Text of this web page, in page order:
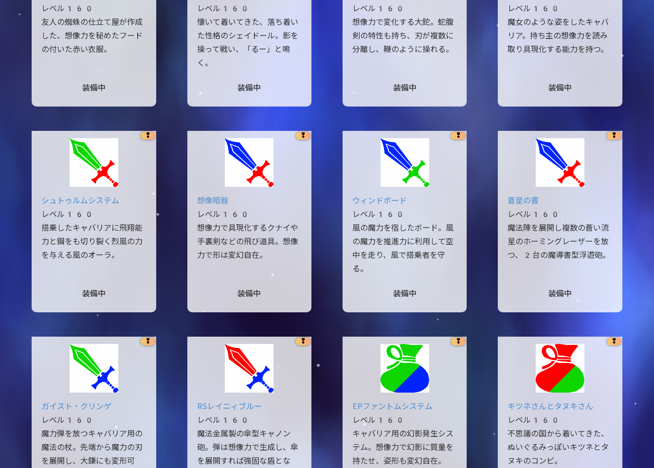
レベル160
友人の蜘蛛の仕立て屋が作成
した、想像力を秘めたフード
の付いた赤い衣服。
装備中
レベル160
懐いて着いてきた、落ち着い
た性格のシェイドール。影を
操って戦い、「るー」と鳴
く。
装備中
レベル160
想像力で変化する大鉈。蛇腹
剣の特性も持ち、刃が複数に
分離し、鞭のように操れる。
装備中
レベル160
魔女のような姿をしたキャバ
リア。持ち主の想像力を読み
取り具現化する能力を持つ。
装備中
❢
シュトゥルムシステム
レベル160
搭乗したキャバリアに飛翔能
力と鋼をも切り裂く烈風の力
を与える風のオーラ。
装備中
❢
想像暗器
レベル160
想像力で具現化するクナイや
手裏剣などの飛び道具。想像
力で形は変幻自在。
装備中
❢
ウィンドボード
レベル160
風の魔力を宿したボード。風
の魔力を推進力に利用して空
中を走り、風で搭乗者を守
る。
装備中
❢
蒼星の書
レベル160
魔法陣を展開し複数の蒼い流
星のホーミングレーザーを放
つ、2台の魔導書型浮遊砲。
装備中
❢
ガイスト・クリンゲ
レベル160
魔力弾を放つキャバリア用の
魔法の杖。先端から魔力の刃
を展開し、大鎌にも変形可
❢
RSレイニィブルー
レベル160
魔法金属製の傘型キャノン
砲。弾は想像力で生成し、傘
を展開すれば強固な盾とな
❢
EPファントムシステム
レベル160
キャバリア用の幻影発生シス
テム。想像力で幻影に質量を
持たせ、姿形も変幻自在。
❢
キツネさんとタヌキさん
レベル160
不思議の国から着いてきた、
ぬいぐるみっぽいキツネとタ
ヌキのコンビ。